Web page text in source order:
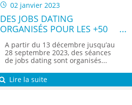
02 janvier 2023
DES JOBS DATING
ORGANISÉS POUR LES +50
ANS DANS LA MÉTROPOLE
LILLOISE
A partir du 13 décembre jusqu’au
28 septembre 2023, des séances
de jobs dating sont organisés...
Lire la suite